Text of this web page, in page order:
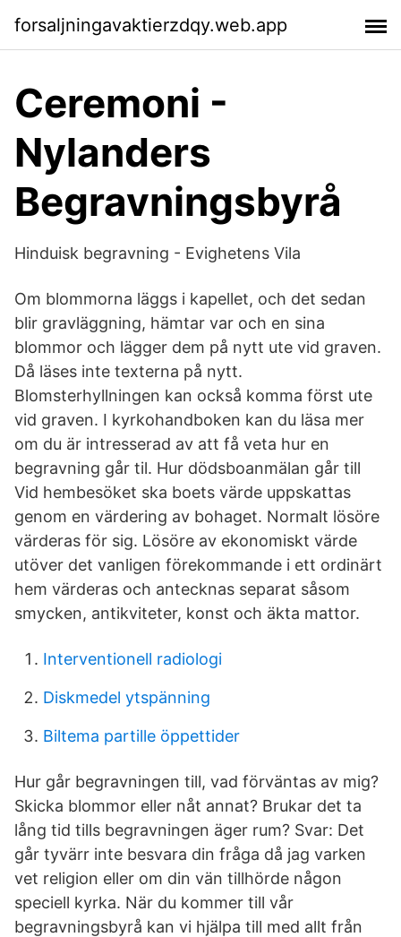
forsaljningavaktierzdqy.web.app
Ceremoni -
Nylanders
Begravningsbyrå
Hinduisk begravning - Evighetens Vila
Om blommorna läggs i kapellet, och det sedan
blir gravläggning, hämtar var och en sina
blommor och lägger dem på nytt ute vid graven.
Då läses inte texterna på nytt.
Blomsterhyllningen kan också komma först ute
vid graven. I kyrkohandboken kan du läsa mer
om du är intresserad av att få veta hur en
begravning går til. Hur dödsboanmälan går till
Vid hembesöket ska boets värde uppskattas
genom en värdering av bohaget. Normalt lösöre
värderas för sig. Lösöre av ekonomiskt värde
utöver det vanligen förekommande i ett ordinärt
hem värderas och antecknas separat såsom
smycken, antikviteter, konst och äkta mattor.
Interventionell radiologi
Diskmedel ytspänning
Biltema partille öppettider
Hur går begravningen till, vad förväntas av mig?
Skicka blommor eller nåt annat? Brukar det ta
lång tid tills begravningen äger rum? Svar: Det
går tyvärr inte besvara din fråga då jag varken
vet religion eller om din vän tillhörde någon
speciell kyrka. När du kommer till vår
begravningsbyrå kan vi hjälpa till med allt från